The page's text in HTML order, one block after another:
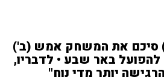
סיכם את המשחק אמש (ב')
להפועל באר שבע • לדבריו,
יותר מדי נוח"